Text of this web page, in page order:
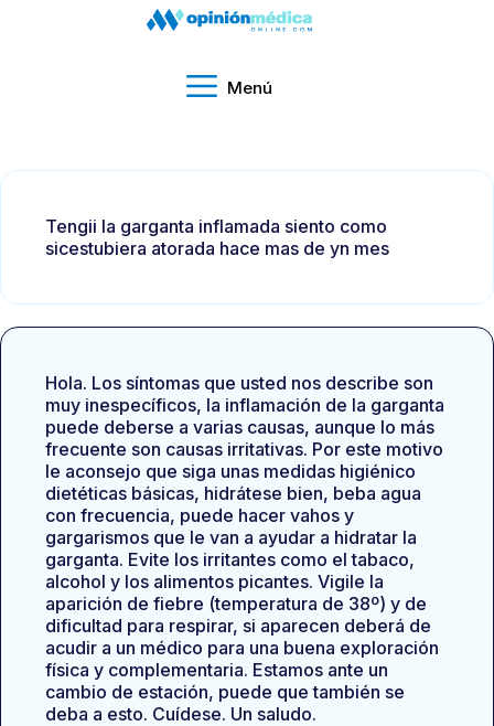
Menú
Tengii la garganta inflamada siento como
sicestubiera atorada hace mas de yn mes
Hola. Los síntomas que usted nos describe son
muy inespecíficos, la inflamación de la garganta
puede deberse a varias causas, aunque lo más
frecuente son causas irritativas. Por este motivo
le aconsejo que siga unas medidas higiénico
dietéticas básicas, hidrátese bien, beba agua
con frecuencia, puede hacer vahos y
gargarismos que le van a ayudar a hidratar la
garganta. Evite los irritantes como el tabaco,
alcohol y los alimentos picantes. Vigile la
aparición de fiebre (temperatura de 38º) y de
dificultad para respirar, si aparecen deberá de
acudir a un médico para una buena exploración
física y complementaria. Estamos ante un
cambio de estación, puede que también se
deba a esto. Cuídese. Un saludo.